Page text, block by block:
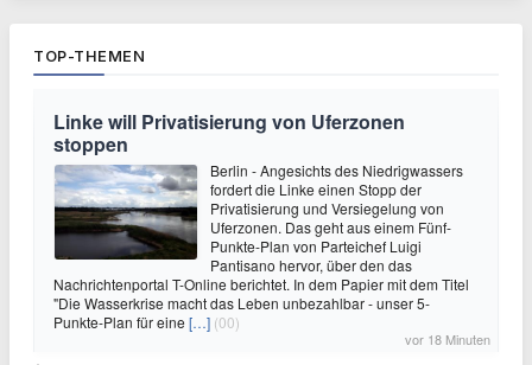
TOP-THEMEN
Linke will Privatisierung von Uferzonen
stoppen
Berlin - Angesichts des Niedrigwassers
fordert die Linke einen Stopp der
Privatisierung und Versiegelung von
Uferzonen. Das geht aus einem Fünf-
Punkte-Plan von Parteichef Luigi
Pantisano hervor, über den das
Nachrichtenportal T-Online berichtet. In dem Papier mit dem Titel
"Die Wasserkrise macht das Leben unbezahlbar - unser 5-
Punkte-Plan für eine […] (00)
vor 18 Minuten